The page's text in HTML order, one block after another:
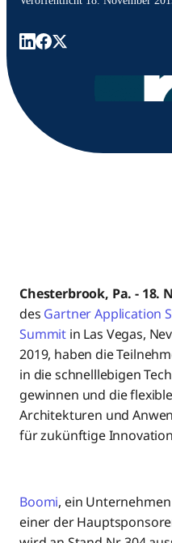
Chesterbrook, Pa. - 18.
des Gartner Application
Summit in Las Vegas,
2019, haben die
in die schnelllebigen
gewinnen und die
Architekturen und
für zukünftige
Boomi, ein
einer der